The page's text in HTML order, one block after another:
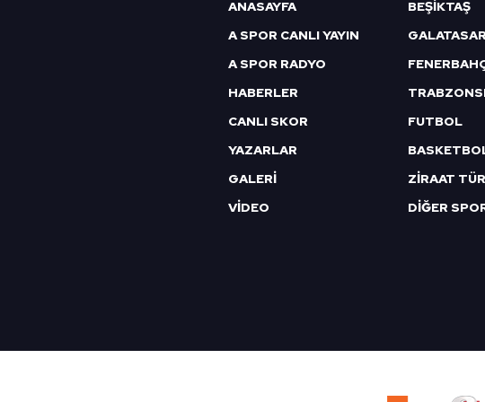
ANASAYFA
A SPOR CANLI YAYIN
A SPOR RADYO
HABERLER
CANLI SKOR
YAZARLAR
GALERİ
VİDEO
BEŞİKTAŞ
FUTBOL
DİĞER